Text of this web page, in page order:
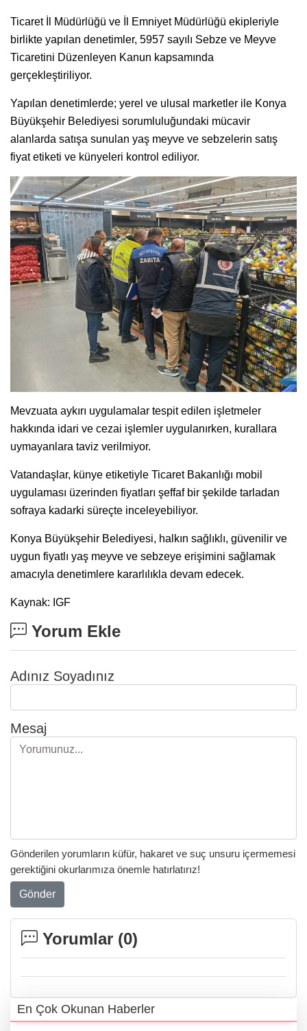
Ticaret İl Müdürlüğü ve İl Emniyet Müdürlüğü ekipleriyle
birlikte yapılan denetimler, 5957 sayılı Sebze ve Meyve
Ticaretini Düzenleyen Kanun kapsamında
gerçekleştiriliyor.
Yapılan denetimlerde; yerel ve ulusal marketler ile Konya
Büyükşehir Belediyesi sorumluluğundaki mücavir
alanlarda satışa sunulan yaş meyve ve sebzelerin satış
fiyat etiketi ve künyeleri kontrol ediliyor.
Mevzuata aykırı uygulamalar tespit edilen işletmeler
hakkında idari ve cezai işlemler uygulanırken, kurallara
uymayanlara taviz verilmiyor.
Vatandaşlar, künye etiketiyle Ticaret Bakanlığı mobil
uygulaması üzerinden fiyatları şeffaf bir şekilde tarladan
sofraya kadarki süreçte inceleyebiliyor.
Konya Büyükşehir Belediyesi, halkın sağlıklı, güvenilir ve
uygun fiyatlı yaş meyve ve sebzeye erişimini sağlamak
amacıyla denetimlere kararlılıkla devam edecek.
Kaynak: IGF
Yorum Ekle
Adınız Soyadınız
Mesaj
Gönderilen yorumların küfür, hakaret ve suç unsuru içermemesi
gerektiğini okurlarımıza önemle hatırlatırız!
Gönder
Yorumlar (0)
En Çok Okunan Haberler